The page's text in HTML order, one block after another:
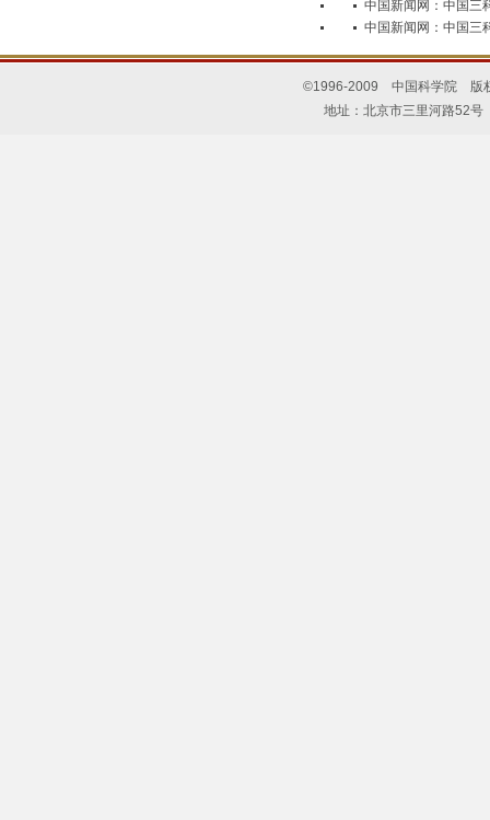
中国新闻网：中国三
中国新闻网：中国三
©1996-2009 中国科学院 版
地址：北京市三里河路52